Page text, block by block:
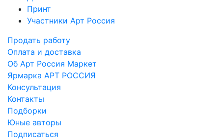
Принт
Участники Арт Россия
Продать работу
Оплата и доставка
Об Арт Россия Маркет
Ярмарка АРТ РОССИЯ
Консультация
Контакты
Подборки
Юные авторы
Подписаться